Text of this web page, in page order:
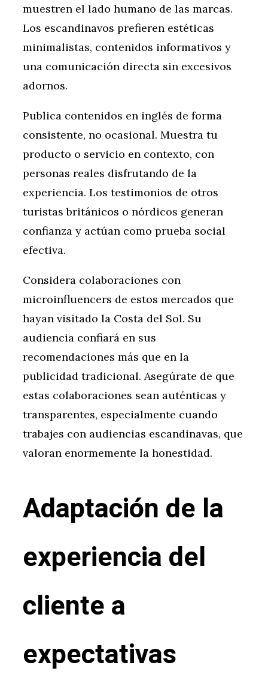
muestren el lado humano de las marcas.
Los escandinavos prefieren estéticas
minimalistas, contenidos informativos y
una comunicación directa sin excesivos
adornos.
Publica contenidos en inglés de forma
consistente, no ocasional. Muestra tu
producto o servicio en contexto, con
personas reales disfrutando de la
experiencia. Los testimonios de otros
turistas británicos o nórdicos generan
confianza y actúan como prueba social
efectiva.
Considera colaboraciones con
microinfluencers de estos mercados que
hayan visitado la Costa del Sol. Su
audiencia confiará en sus
recomendaciones más que en la
publicidad tradicional. Asegúrate de que
estas colaboraciones sean auténticas y
transparentes, especialmente cuando
trabajes con audiencias escandinavas, que
valoran enormemente la honestidad.
Adaptación de la
experiencia del
cliente a
expectativas